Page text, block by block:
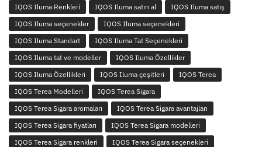
IQOS Iluma Renkleri
IQOS Iluma satın al
IQOS Iluma satış
IQOS Iluma seçenekler
IQOS Iluma seçenekleri
IQOS Iluma Standart
IQOS Iluma Tat Seçenekleri
IQOS Iluma tat ve modeller
IQOS Iluma Özellikler
IQOS Iluma Özellikleri
IQOS Iluma çeşitleri
IQOS Terea
IQOS Terea Modelleri
IQOS Terea Sigara
IQOS Terea Sigara aromaları
IQOS Terea Sigara avantajları
IQOS Terea Sigara fiyatları
IQOS Terea Sigara modelleri
IQOS Terea Sigara renkleri
IQOS Terea Sigara seçenekleri